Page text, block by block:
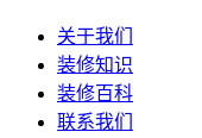
关于我们
装修知识
装修百科
联系我们